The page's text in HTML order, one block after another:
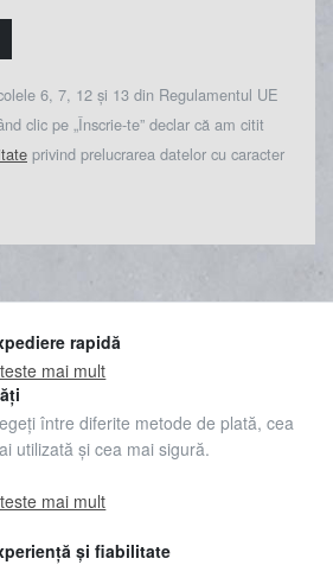
6, 7, 12 și 13 din Regulamentul UE
clic pe „Înscrie-te” declar că am citit
privind prelucrarea datelor cu caracter
rapidă
mai mult
între diferite metode de plată, cea
utilizată și cea mai sigură.
mai mult
și fiabilitate